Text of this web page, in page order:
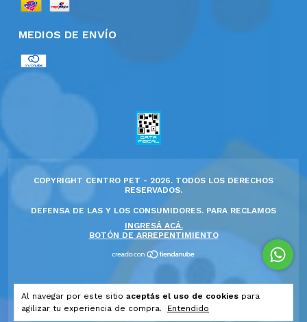
Al navegar por este sitio aceptás el uso de cookies para
agilizar tu experiencia de compra.
Entendido
MEDIOS DE ENVÍO
COPYRIGHT CENTRO PET - 2026. TODOS LOS DERECHOS
RESERVADOS.
DEFENSA DE LAS Y LOS CONSUMIDORES. PARA RECLAMOS
INGRESÁ ACÁ.
BOTÓN DE ARREPENTIMIENTO